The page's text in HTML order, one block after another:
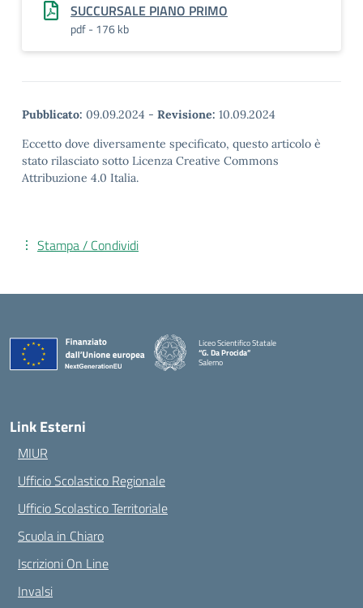
SUCCURSALE PIANO PRIMO
pdf - 176 kb
Pubblicato: 09.09.2024 - Revisione: 10.09.2024
Eccetto dove diversamente specificato, questo articolo è
stato rilasciato sotto Licenza Creative Commons
Attribuzione 4.0 Italia.
Stampa / Condividi
Liceo Scientifico Statale
“G. Da Procida”
Salerno
Link Esterni
MIUR
Ufficio Scolastico Regionale
Ufficio Scolastico Territoriale
Scuola in Chiaro
Iscrizioni On Line
Invalsi